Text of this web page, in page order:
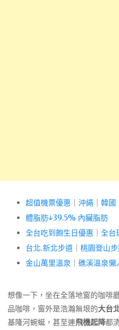
超值機票優惠 沖繩 韓國
體脂肪↓39.5% 內臟脂肪
全台吃到飽生日優惠
全台
台北.新北步道
桃園登山
金山萬里溫泉
礁溪溫泉懶
想像一下，坐在全落地窗的咖啡
品咖啡，窗外是浩瀚無垠的大台
基隆河蜿蜒，甚至連飛機起降都